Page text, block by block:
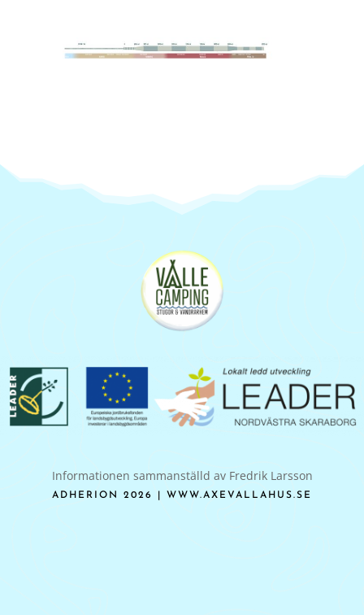
Informationen sammanställd av Fredrik Larsson
ADHERION 2026 | WWW.AXEVALLAHUS.SE